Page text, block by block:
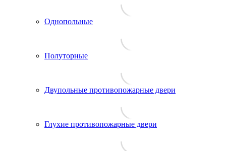
Однопольные
Полуторные
Двупольные противопожарные двери
Глухие противопожарные двери